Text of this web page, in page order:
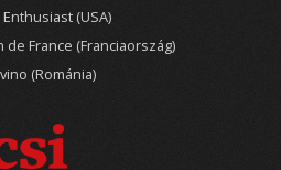
(USA)
de France (Franciaország)
(Románia)